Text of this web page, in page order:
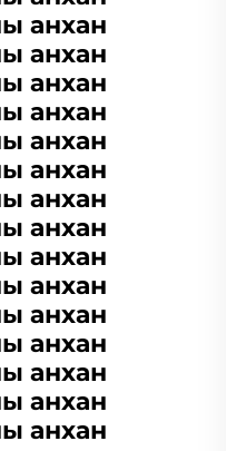
анхан
анхан
анхан
анхан
анхан
анхан
анхан
анхан
анхан
анхан
анхан
анхан
анхан
анхан
анхан